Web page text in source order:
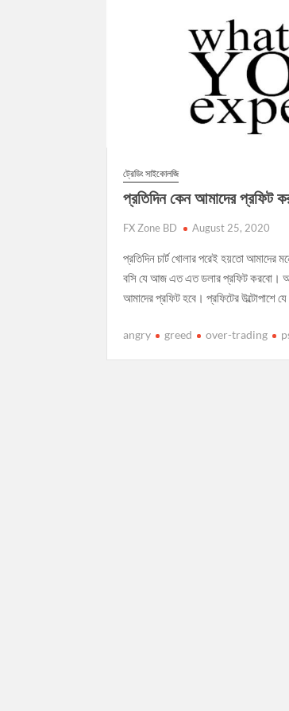
ট্রেডিং সাইকোলজি
প্রতিদিন কেন আমাদের প্রফিট
FX Zone BD August 25, 2020
প্রতিদিন চার্ট খোলার পরেই হয়তো আমাদের
বসি যে আজ এত এত ডলার প্রফিট করবো।
আমাদের প্রফিট হবে। প্রফিটের উল্টোপাশে
angry greed over-trading